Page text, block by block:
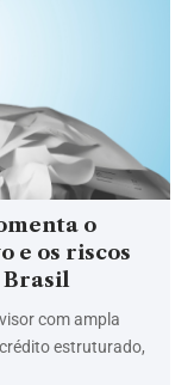
o
e os riscos
Brasil
com ampla
estruturado,